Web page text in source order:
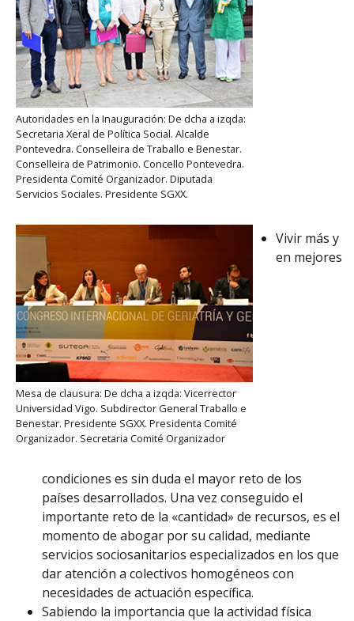
Autoridades en la Inauguración: De dcha a izqda:
Secretaria Xeral de Política Social. Alcalde
Pontevedra. Conselleira de Traballo e Benestar.
Conselleira de Patrimonio. Concello Pontevedra.
Presidenta Comité Organizador. Diputada
Servicios Sociales. Presidente SGXX.
Mesa de clausura: De dcha a izqda: Vicerrector
Universidad Vigo. Subdirector General Traballo e
Benestar. Presidente SGXX. Presidenta Comité
Organizador. Secretaria Comité Organizador
Vivir más y
en mejores
condiciones es sin duda el mayor reto de los
países desarrollados. Una vez conseguido el
importante reto de la «cantidad» de recursos, es el
momento de abogar por su calidad, mediante
servicios sociosanitarios especializados en los que
dar atención a colectivos homogéneos con
necesidades de actuación específica.
Sabiendo la importancia que la actividad física